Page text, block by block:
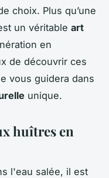
choix. Plus qu’une
un véritable art
en
de découvrir ces
vous guidera dans
unique.
huîtres en
l'eau salée, il est